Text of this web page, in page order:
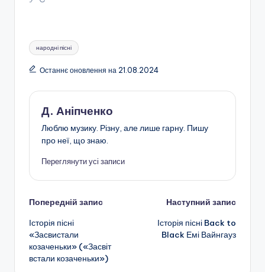
Позначки:
народні пісні
Останнє оновлення на 21.08.2024
Д. Аніпченко
Люблю музику. Різну, але лише гарну. Пишу
про неї, що знаю.
Переглянути усі записи
Навігація
по
запису
Попередній запис
Історія пісні
«Засвистали
козаченьки» («Засвіт
встали козаченьки»)
Наступний запис
Історія пісні Back to
Black Емі Вайнгауз